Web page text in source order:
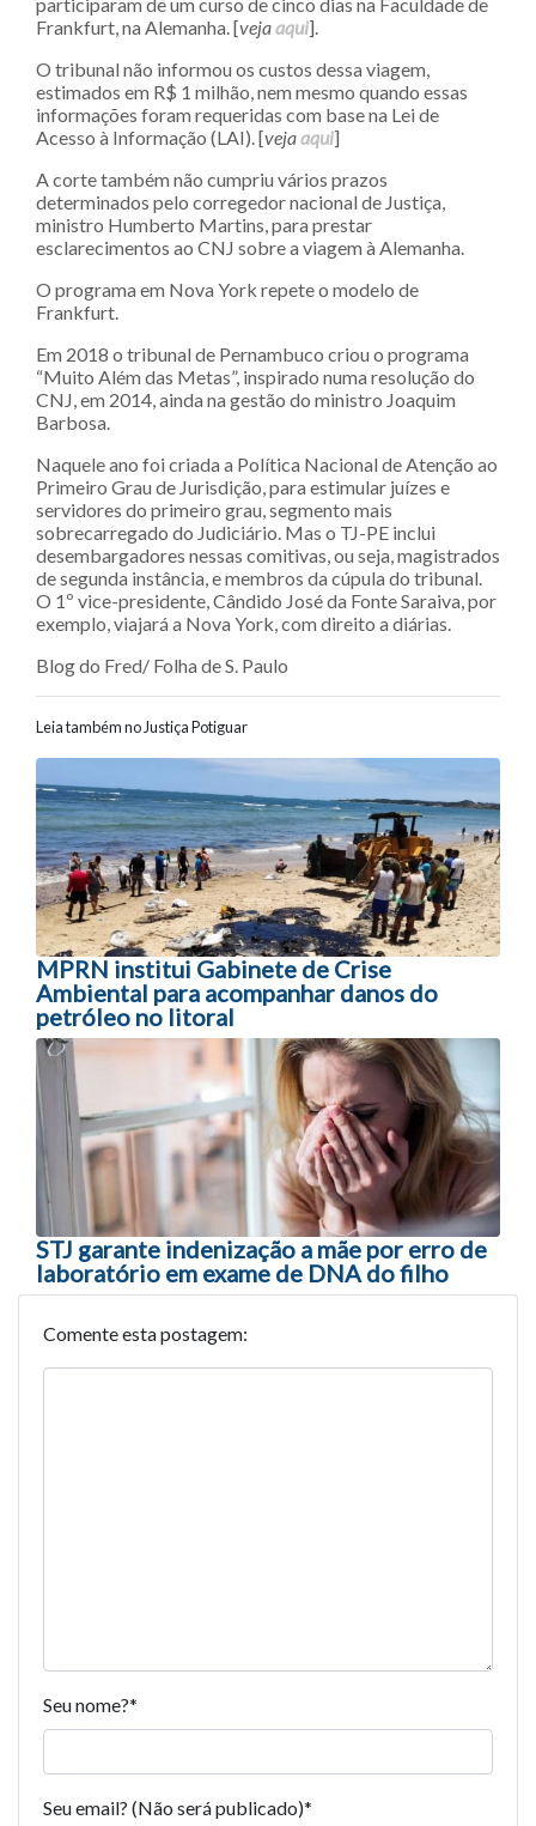
Frankfurt, na Alemanha. [vejaaqui].
O tribunal não informou os custos dessa viagem,
estimados em R$ 1 milhão, nem mesmo quando essas
informações foram requeridas com base na Lei de
Acesso à Informação (LAI). [vejaaqui]
A corte também não cumpriu vários prazos
determinados pelo corregedor nacional de Justiça,
ministro Humberto Martins, para prestar
esclarecimentos ao CNJ sobre a viagem à Alemanha.
O programa em Nova York repete o modelo de
Frankfurt.
Em 2018 o tribunal de Pernambuco criou o programa
“Muito Além das Metas”, inspirado numa resolução do
CNJ, em 2014, ainda na gestão do ministro Joaquim
Barbosa.
Naquele ano foi criada a Política Nacional de Atenção ao
Primeiro Grau de Jurisdição, para estimular juízes e
servidores do primeiro grau, segmento mais
sobrecarregado do Judiciário. Mas o TJ-PE inclui
desembargadores nessas comitivas, ou seja, magistrados
de segunda instância, e membros da cúpula do tribunal.
O 1º vice-presidente, Cândido José da Fonte Saraiva, por
exemplo, viajará a Nova York, com direito a diárias.
Blog do Fred/ Folha de S. Paulo
Leia também no Justiça Potiguar
Navegação entre posts
MPRN institui Gabinete de Crise
Ambiental para acompanhar danos do
petróleo no litoral
STJ garante indenização a mãe por erro de
laboratório em exame de DNA do filho
Comente esta postagem:
Seu nome?*
Seu email? (Não será publicado)*